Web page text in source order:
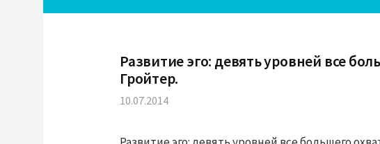
Развитие эго: девять уровней все
Гройтер.
10.07.2014